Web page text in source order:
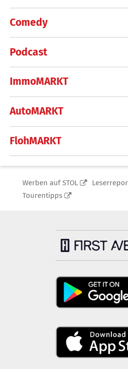
Comedy
Podcast
ImmoMARKT
AutoMARKT
FlohMARKT
Werben auf STOL
Tourentipps